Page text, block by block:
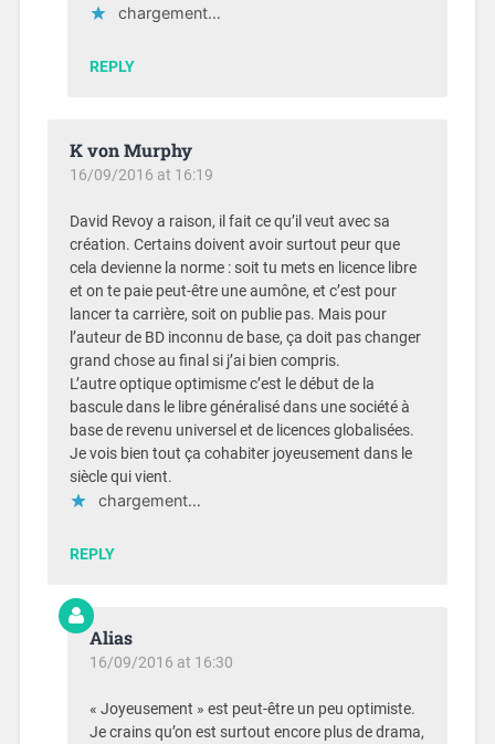
chargement…
REPLY
K von Murphy
16/09/2016 at 16:19
David Revoy a raison, il fait ce qu’il veut avec sa
création. Certains doivent avoir surtout peur que
cela devienne la norme : soit tu mets en licence libre
et on te paie peut-être une aumône, et c’est pour
lancer ta carrière, soit on publie pas. Mais pour
l’auteur de BD inconnu de base, ça doit pas changer
grand chose au final si j’ai bien compris.
L’autre optique optimisme c’est le début de la
bascule dans le libre généralisé dans une société à
base de revenu universel et de licences globalisées.
Je vois bien tout ça cohabiter joyeusement dans le
siècle qui vient.
chargement…
REPLY
Alias
16/09/2016 at 16:30
« Joyeusement » est peut-être un peu optimiste.
Je crains qu’on est surtout encore plus de drama,